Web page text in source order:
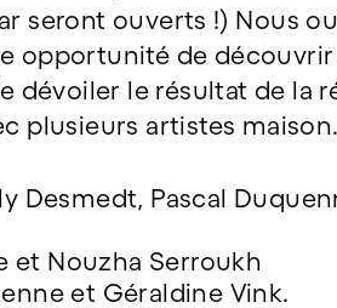
seront ouverts !) Nous
opportunité de découvrir
dévoiler le résultat de la
plusieurs artistes maison.
Desmedt, Pascal
et Nouzha Serroukh
et Géraldine Vink.